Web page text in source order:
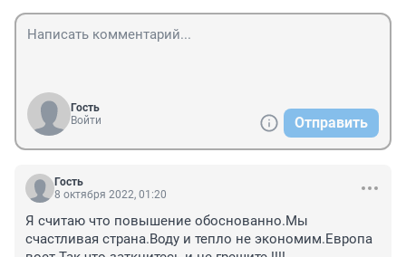
Гость
Войти
Отправить
Гость
8 октября 2022, 01:20
Я считаю что повышение обоснованно.Мы
счастливая страна.Воду и тепло не экономим.Европа